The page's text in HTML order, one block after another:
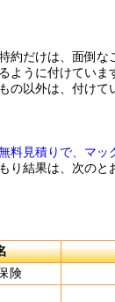
約だけは、面倒な
ように付けていま
の以外は、付けて
料見積りで、マッ
り結果は、次のと
険